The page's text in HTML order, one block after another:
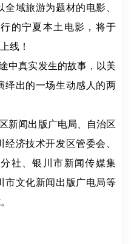
全域旅游为题材的电影、
的宁夏本土电影，将于
线！
真实发生的故事，以美
绎出的一场生动感人的两
闻出版广电局、自治区
济技术开发区管委会、
社、银川市新闻传媒集
市文化新闻出版广电局等